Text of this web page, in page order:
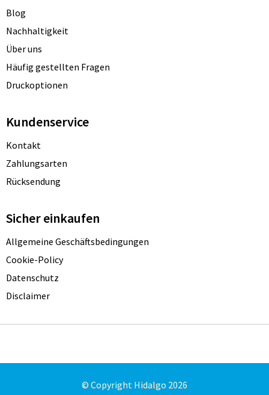
Blog
Nachhaltigkeit
Über uns
Häufig gestellten Fragen
Druckoptionen
Kundenservice
Kontakt
Zahlungsarten
Rücksendung
Sicher einkaufen
Allgemeine Geschäftsbedingungen
Cookie-Policy
Datenschutz
Disclaimer
© Copyright Hidalgo 2026